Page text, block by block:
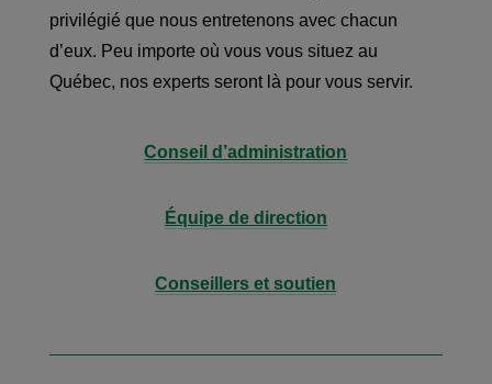
privilégié que nous entretenons avec chacun
d’eux. Peu importe où vous vous situez au
Québec, nos experts seront là pour vous servir.
Conseil d’administration
Équipe de direction
Conseillers et soutien